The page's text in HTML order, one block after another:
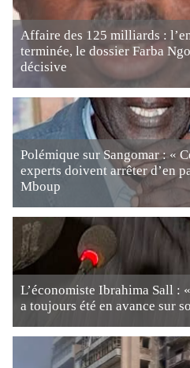
Affaire des 125 milliards :
terminée, le dossier Farba
décisive
Polémique sur Sangomar : «
experts doivent arrêter d’en
Mboup
L’économiste Ibrahima Sall :
a toujours été en avance sur